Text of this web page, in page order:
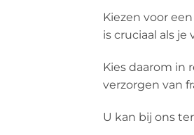
Kiezen voor
is cruciaal als
Kies daarom in
verzorgen van
U kan bij ons